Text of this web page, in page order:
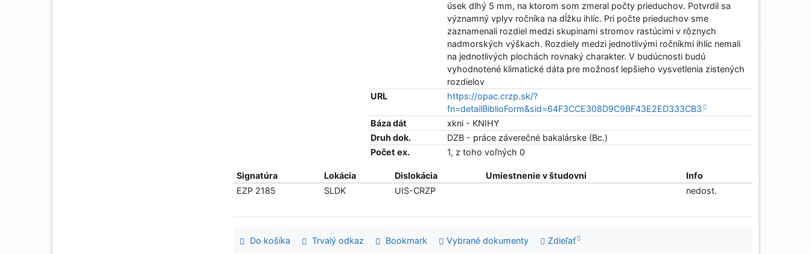
úsek dlhý 5 mm, na ktorom som zmeral počty prieduchov. Potvrdil sa
významný vplyv ročníka na dĺžku ihlíc. Pri počte prieduchov sme
zaznamenali rozdiel medzi skupinami stromov rastúcimi v rôznych
nadmorských výškach. Rozdiely medzi jednotlivými ročníkmi ihlíc nemali
na jednotlivých plochách rovnaký charakter. V budúcnosti budú
vyhodnotené klimatické dáta pre možnosť lepšieho vysvetlenia zistených
rozdielov
URL
https://opac.crzp.sk/?
fn=detailBiblioForm&sid=64F3CCE308D9C9BF43E2ED333CB3
Báza dát
xkni - KNIHY
Druh dok.
DZB - práce záverečné bakalárske (Bc.)
Počet ex.
1, z toho voľných 0
Signatúra Lokácia Dislokácia Umiestnenie v študovni
Info
EZP 2185
SLDK UIS-CRZP nedost.
Do košíka Trvalý odkaz Bookmark Vybrané dokumenty Zdieľať